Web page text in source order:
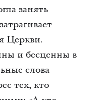
занять
Церкви.
и бесценны в
слова
тех, кто